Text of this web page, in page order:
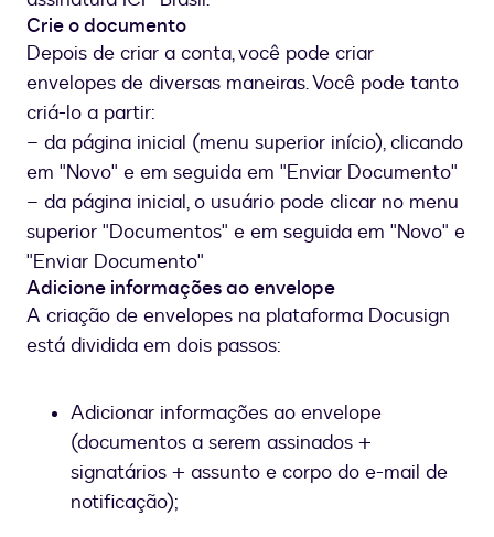
Crie o documento
Depois de criar a conta, você pode criar
envelopes de diversas maneiras. Você pode tanto
criá-lo a partir:
– da página inicial (menu superior início), clicando
em "Novo" e em seguida em "Enviar Documento"
– da página inicial, o usuário pode clicar no menu
superior "Documentos" e em seguida em "Novo" e
"Enviar Documento"
Adicione informações ao envelope
A criação de envelopes na plataforma Docusign
está dividida em dois passos:
Adicionar informações ao envelope
(documentos a serem assinados +
signatários + assunto e corpo do e-mail de
notificação);